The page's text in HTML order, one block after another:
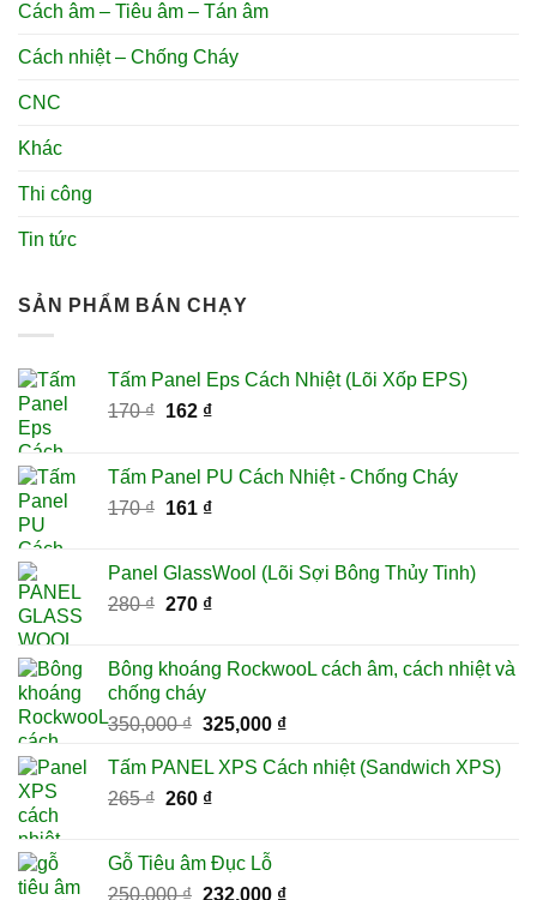
Cách âm – Tiêu âm – Tán âm
Cách nhiệt – Chống Cháy
CNC
Khác
Thi công
Tin tức
SẢN PHẨM BÁN CHẠY
Tấm Panel Eps Cách Nhiệt (Lõi Xốp EPS)
170₫ Giá
170 ₫.
162 ₫Giá
là:
162 ₫.
Tấm Panel PU Cách Nhiệt - Chống Cháy
170₫ Giá
170 ₫.
161 ₫Giá
là:
161 ₫.
Panel GlassWool (Lõi Sợi Bông Thủy Tinh)
280₫ Giá
280 ₫.
270 ₫Giá
là:
Bông khoáng RockwooL cách âm, cách nhiệt và
chống cháy
350,000₫ Giá
là:
350,000 ₫.
325,000 ₫Giá
tại
Tấm PANEL XPS Cách nhiệt (Sandwich XPS)
265₫ Giá
265 ₫.
260 ₫Giá
là:
Gỗ Tiêu âm Đục Lỗ
250,000₫ Giá
232,000 ₫Giá